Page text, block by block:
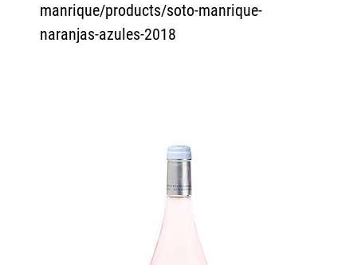
manrique/products/soto-manrique-
naranjas-azules-2018